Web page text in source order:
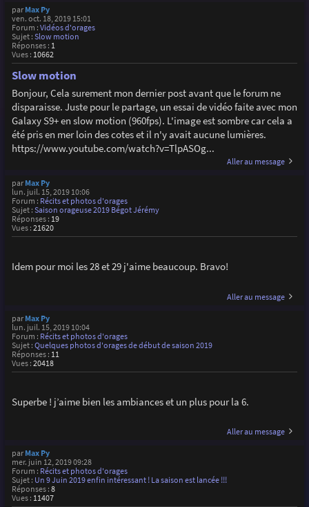
par Max Py
ven. oct. 18, 2019 15:01
Forum : Vidéos d'orages
Sujet : Slow motion
Réponses : 1
Vues : 10662
Slow motion
Bonjour, Cela surement mon dernier post avant que le forum ne
disparaisse. Juste pour le partage, un essai de vidéo faite avec mon
Galaxy S9+ en slow motion (960fps). L'image est sombre car cela a
été pris en mer loin des cotes et il n'y avait aucune lumières.
https://www.youtube.com/watch?v=TlpASOg...
Aller au message
par Max Py
lun. juil. 15, 2019 10:06
Forum : Récits et photos d'orages
Sujet : Saison orageuse 2019 Bégot Jérémy
Réponses : 19
Vues : 21620
Idem pour moi les 28 et 29 j'aime beaucoup. Bravo!
Aller au message
par Max Py
lun. juil. 15, 2019 10:04
Forum : Récits et photos d'orages
Sujet : Quelques photos d'orages de début de saison 2019
Réponses : 11
Vues : 20418
Superbe ! j’aime bien les ambiances et un plus pour la 6.
Aller au message
par Max Py
mer. juin 12, 2019 09:28
Forum : Récits et photos d'orages
Sujet : Un 9 Juin 2019 enfin intéressant ! La saison est lancée !!!
Réponses : 8
Vues : 11407